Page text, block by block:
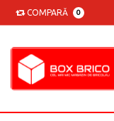
COMPARĂ 0